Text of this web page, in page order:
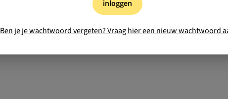
inloggen
Ben je je wachtwoord vergeten? Vraag hier een nieuw wachtwoord